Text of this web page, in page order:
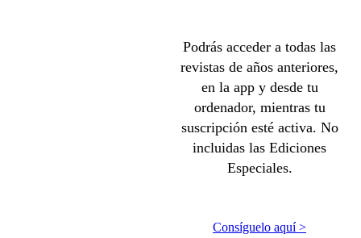
Podrás acceder a todas las
revistas de años anteriores,
en la app y desde tu
ordenador, mientras tu
suscripción esté activa. No
incluidas las Ediciones
Especiales.
Consíguelo aquí >